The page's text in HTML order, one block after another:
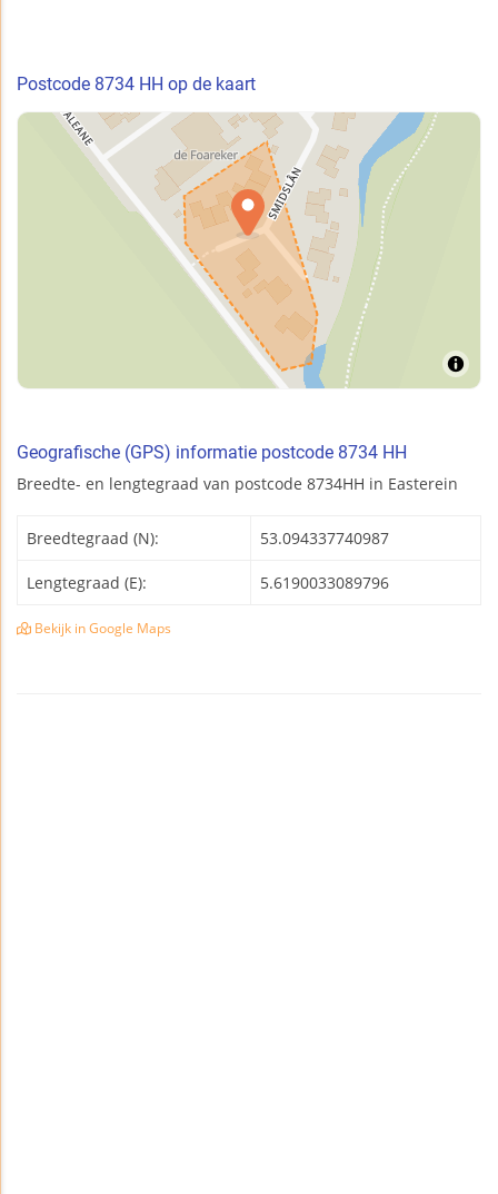
Postcode 8734 HH op de kaart
Geografische (GPS) informatie postcode 8734 HH
Breedte- en lengtegraad van postcode 8734HH in Easterein
Breedtegraad (N): 53.094337740987
Lengtegraad (E): 5.6190033089796
Bekijk in Google Maps